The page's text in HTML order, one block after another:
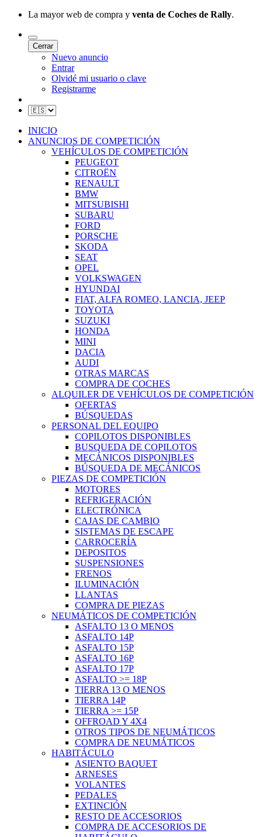
La mayor web de compra y venta de Coches de Rally.
Cerrar
Nuevo anuncio
Entrar
Olvidé mi usuario o clave
Registrarme
INICIO
ANUNCIOS DE COMPETICIÓN
VEHÍCULOS DE COMPETICIÓN
PEUGEOT
CITROËN
RENAULT
BMW
MITSUBISHI
SUBARU
FORD
PORSCHE
SKODA
SEAT
OPEL
VOLKSWAGEN
HYUNDAI
FIAT, ALFA ROMEO, LANCIA, JEEP
TOYOTA
SUZUKI
HONDA
MINI
DACIA
AUDI
OTRAS MARCAS
COMPRA DE COCHES
ALQUILER DE VEHÍCULOS DE COMPETICIÓN
OFERTAS
BÚSQUEDAS
PERSONAL DEL EQUIPO
COPILOTOS DISPONIBLES
BUSQUEDA DE COPILOTOS
MECÁNICOS DISPONIBLES
BÚSQUEDA DE MECÁNICOS
PIEZAS DE COMPETICIÓN
MOTORES
REFRIGERACIÓN
ELECTRÓNICA
CAJAS DE CAMBIO
SISTEMAS DE ESCAPE
CARROCERÍA
DEPOSITOS
SUSPENSIONES
FRENOS
ILUMINACIÓN
LLANTAS
COMPRA DE PIEZAS
NEUMÁTICOS DE COMPETICIÓN
ASFALTO 13 O MENOS
ASFALTO 14P
ASFALTO 15P
ASFALTO 16P
ASFALTO 17P
ASFALTO >= 18P
TIERRA 13 O MENOS
TIERRA 14P
TIERRA >= 15P
OFFROAD Y 4X4
OTROS TIPOS DE NEUMÁTICOS
COMPRA DE NEUMÁTICOS
HABITÁCULO
ASIENTO BAQUET
ARNESES
VOLANTES
PEDALES
EXTINCIÓN
RESTO DE ACCESORIOS
COMPRA DE ACCESORIOS DE